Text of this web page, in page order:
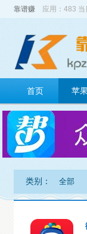
靠谱赚 应用：483 当
首页 苹
类别： 全部